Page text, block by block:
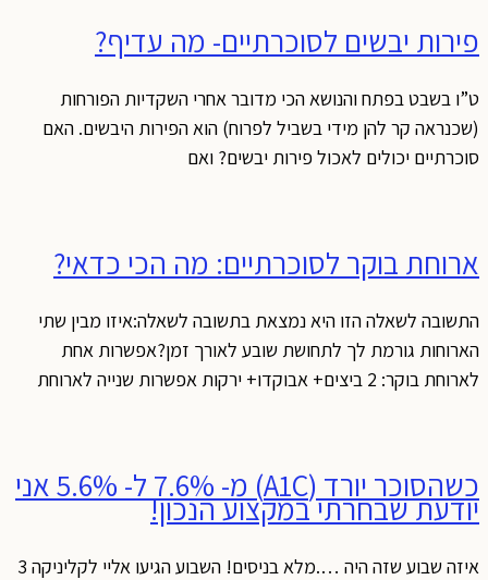
פירות יבשים לסוכרתיים- מה עדיף?
ט”ו בשבט בפתח והנושא הכי מדובר אחרי השקדיות הפורחות
(שכנראה קר להן מידי בשביל לפרוח) הוא הפירות היבשים. האם
סוכרתיים יכולים לאכול פירות יבשים? ואם
ארוחת בוקר לסוכרתיים: מה הכי כדאי?
התשובה לשאלה הזו היא נמצאת בתשובה לשאלה:איזו מבין שתי
הארוחות גורמת לך לתחושת שובע לאורך זמן?אפשרות אחת
לארוחת בוקר: 2 ביצים+ אבוקדו+ ירקות אפשרות שנייה לארוחת
כשהסוכר יורד (A1C) מ- 7.6% ל- 5.6% אני
יודעת שבחרתי במקצוע הנכון!
איזה שבוע שזה היה ….מלא בניסים! השבוע הגיעו אליי לקליניקה 3